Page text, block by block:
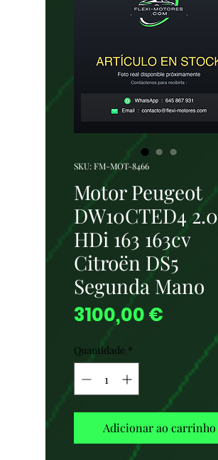
SKU: FM-MOT-8466
Motor Peugeot
DW10CTED4 2.0
HDi 163 163cv
Citroën DS5
Segunda Mano
3100,00 €
Quantidade *
Adicionar ao carrinho